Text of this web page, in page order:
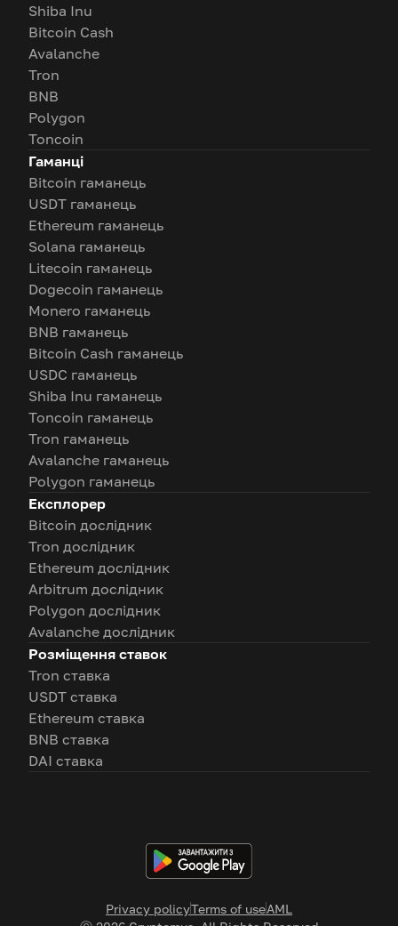
Privacy policyTerms of useAML
Shiba Inu
Bitcoin Cash
Avalanche
Tron
BNB
Polygon
Toncoin
Гаманці
Bitcoin гаманець
USDT гаманець
Ethereum гаманець
Solana гаманець
Litecoin гаманець
Dogecoin гаманець
Monero гаманець
BNB гаманець
Bitcoin Cash гаманець
USDC гаманець
Shiba Inu гаманець
Toncoin гаманець
Tron гаманець
Avalanche гаманець
Polygon гаманець
Експлорер
Bitcoin дослідник
Tron дослідник
Ethereum дослідник
Arbitrum дослідник
Polygon дослідник
Avalanche дослідник
Розміщення ставок
Tron ставка
USDT ставка
Ethereum ставка
BNB ставка
DAI ставка